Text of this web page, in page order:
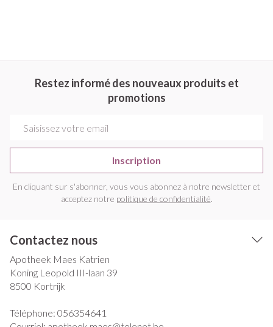
Restez informé des nouveaux produits et
promotions
Inscription
En cliquant sur s'abonner, vous vous abonnez à notre newsletter et
acceptez notre politique de confidentialité.
Contactez nous
Apotheek Maes Katrien
Koning Leopold III-laan 39
8500 Kortrijk
Téléphone: 056354641